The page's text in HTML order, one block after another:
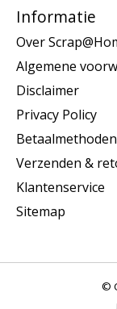
Informatie
Over
Algemene
Disclaimer
Privacy Policy
Betaalmethoden
Verzenden &
Klantenservice
Sitemap
©